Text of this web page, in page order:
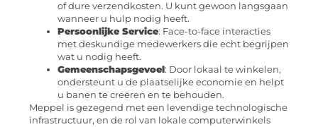
of dure verzendkosten. U kunt gewoon langsgaan
wanneer u hulp nodig heeft.
Persoonlijke Service: Face-to-face interacties
met deskundige medewerkers die echt begrijpen
wat u nodig heeft.
Gemeenschapsgevoel: Door lokaal te winkelen,
ondersteunt u de plaatselijke economie en helpt
u banen te creëren en te behouden.
Meppel is gezegend met een levendige technologische
infrastructuur, en de rol van lokale computerwinkels